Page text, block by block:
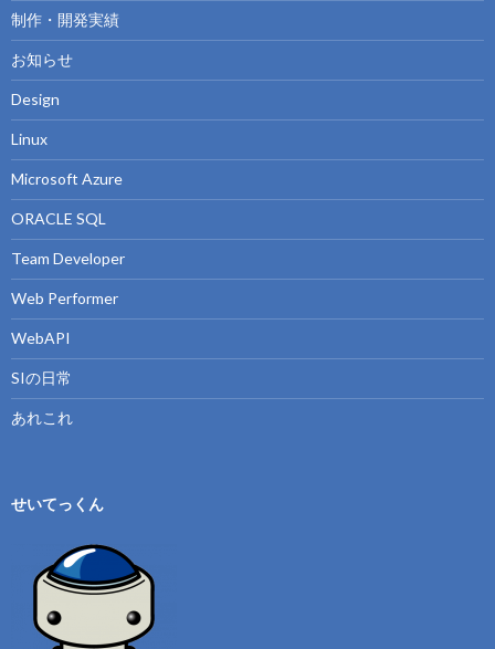
制作・開発実績
お知らせ
Design
Linux
Microsoft Azure
ORACLE SQL
Team Developer
Web Performer
WebAPI
SIの日常
あれこれ
せいてっくん